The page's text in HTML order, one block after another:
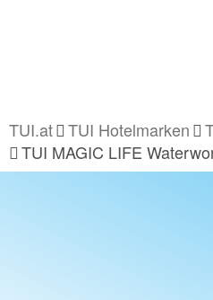
TUI.at TUI Hotelmarken
TUI MAGIC LIFE